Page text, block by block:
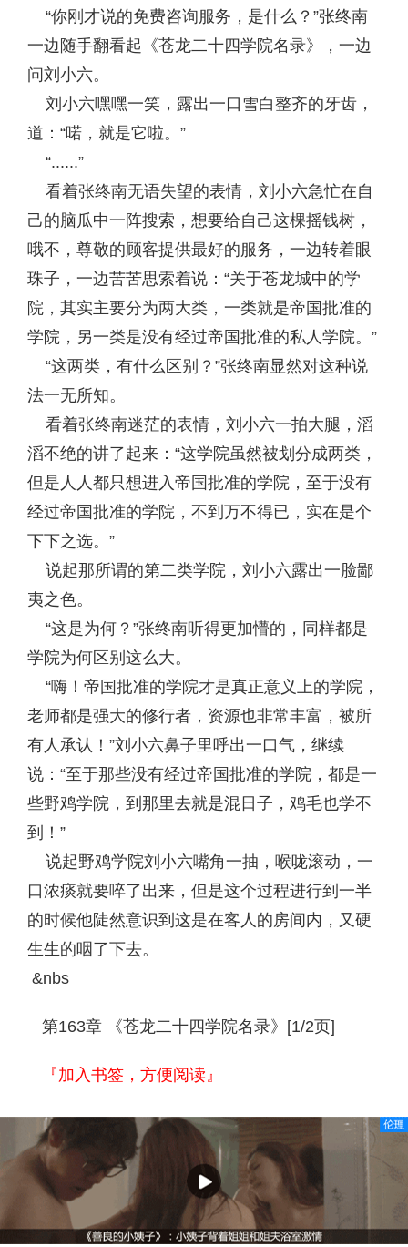
“你刚才说的免费咨询服务，是什么？”张终南
一边随手翻看起《苍龙二十四学院名录》，一边
问刘小六。
刘小六嘿嘿一笑，露出一口雪白整齐的牙齿，
道：“喏，就是它啦。”
“......”
看着张终南无语失望的表情，刘小六急忙在自
己的脑瓜中一阵搜索，想要给自己这棵摇钱树，
哦不，尊敬的顾客提供最好的服务，一边转着眼
珠子，一边苦苦思索着说：“关于苍龙城中的学
院，其实主要分为两大类，一类就是帝国批准的
学院，另一类是没有经过帝国批准的私人学院。”
“这两类，有什么区别？”张终南显然对这种说
法一无所知。
看着张终南迷茫的表情，刘小六一拍大腿，滔
滔不绝的讲了起来：“这学院虽然被划分成两类，
但是人人都只想进入帝国批准的学院，至于没有
经过帝国批准的学院，不到万不得已，实在是个
下下之选。”
说起那所谓的第二类学院，刘小六露出一脸鄙
夷之色。
“这是为何？”张终南听得更加懵的，同样都是
学院为何区别这么大。
“嗨！帝国批准的学院才是真正意义上的学院，
老师都是强大的修行者，资源也非常丰富，被所
有人承认！”刘小六鼻子里呼出一口气，继续
说：“至于那些没有经过帝国批准的学院，都是一
些野鸡学院，到那里去就是混日子，鸡毛也学不
到！”
说起野鸡学院刘小六嘴角一抽，喉咙滚动，一
口浓痰就要啐了出来，但是这个过程进行到一半
的时候他陡然意识到这是在客人的房间内，又硬
生生的咽了下去。
&nbs
第163章 《苍龙二十四学院名录》[1/2页]
『加入书签，方便阅读』